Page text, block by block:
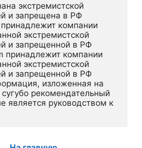
экстремистской
и запрещена в РФ
компании
экстремистской
и запрещенной в РФ
принадлежит компании
экстремистской
и запрещенной в РФ
изложенная на
сугубо рекомендательный
является руководством к